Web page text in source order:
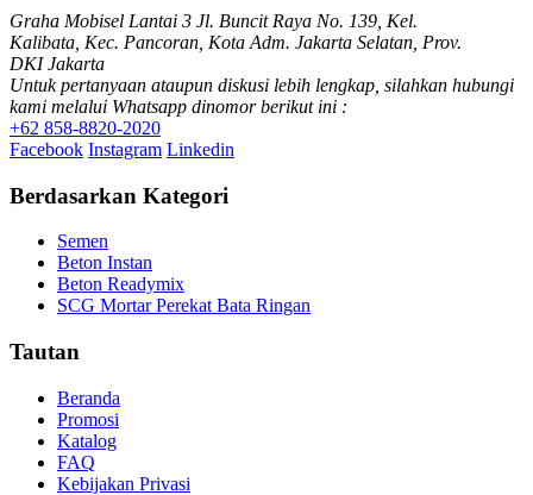
Graha Mobisel Lantai 3 Jl. Buncit Raya No. 139, Kel.
Kalibata, Kec. Pancoran, Kota Adm. Jakarta Selatan, Prov.
DKI Jakarta
Untuk pertanyaan ataupun diskusi lebih lengkap, silahkan hubungi
kami melalui Whatsapp dinomor berikut ini :
+62 858-8820-2020
Facebook Instagram Linkedin
Berdasarkan Kategori
Semen
Beton Instan
Beton Readymix
SCG Mortar Perekat Bata Ringan
Tautan
Beranda
Promosi
Katalog
FAQ
Kebijakan Privasi